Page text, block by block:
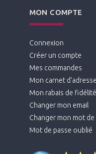
MON COMPTE
Connexion
Créer un compte
Mes commandes
Mon carnet
Mon rabais de fidélité
Changer mon email
Changer mon mot de
Mot de passe oublié